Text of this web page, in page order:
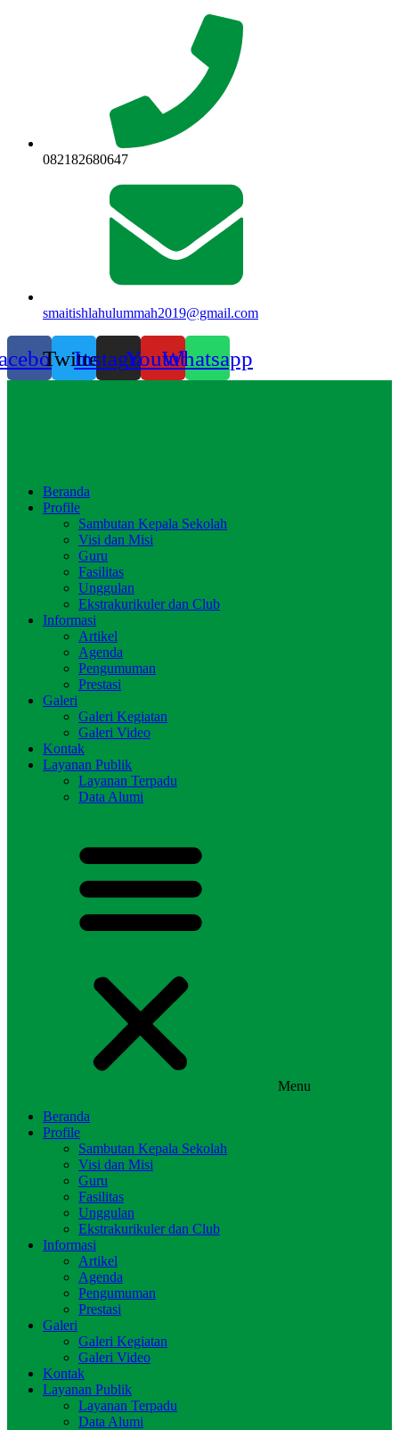
082182680647
smaitishlahulummah2019@gmail.com
TwitterInstagramYoutubeWhatsapp
Beranda
Profile
Sambutan Kepala Sekolah
Visi dan Misi
Guru
Fasilitas
Unggulan
Ekstrakurikuler dan Club
Informasi
Artikel
Agenda
Pengumuman
Prestasi
Galeri
Galeri Kegiatan
Galeri Video
Kontak
Layanan Publik
Layanan Terpadu
Data Alumi
Menu
Beranda
Profile
Sambutan Kepala Sekolah
Visi dan Misi
Guru
Fasilitas
Unggulan
Ekstrakurikuler dan Club
Informasi
Artikel
Agenda
Pengumuman
Prestasi
Galeri
Galeri Kegiatan
Galeri Video
Kontak
Layanan Publik
Layanan Terpadu
Data Alumi